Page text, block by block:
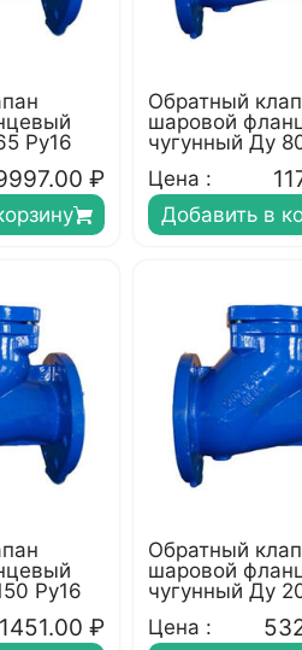
Ру16
₽
Обратный
шаровой
чугунный Ду
Цена :
Добавить в
Ру16
₽
Обратный
шаровой
чугунный Ду
Цена :